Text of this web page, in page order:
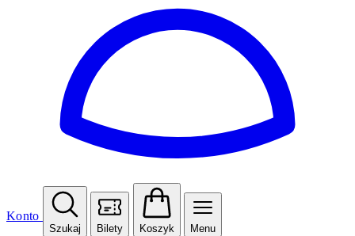
Konto
Szukaj Bilety Koszyk Menu